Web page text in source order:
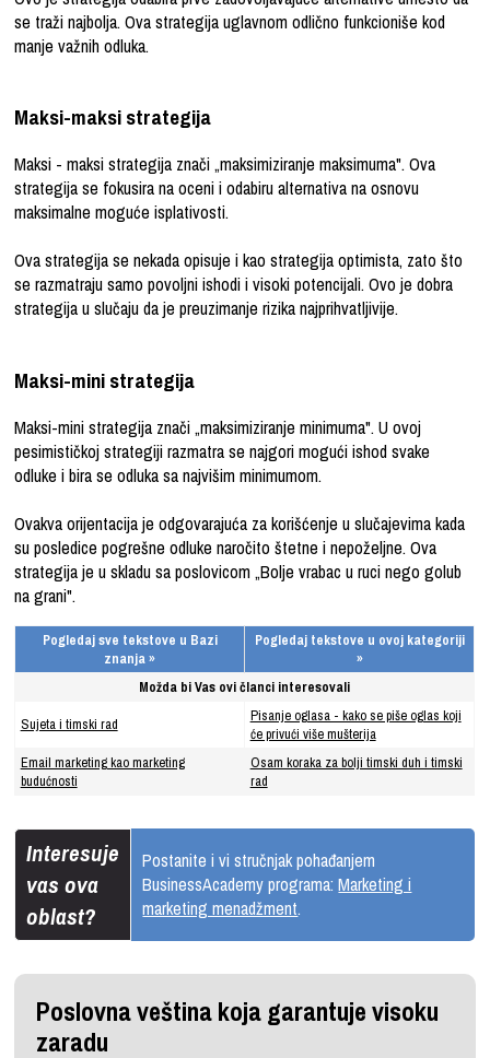
se traži najbolja. Ova strategija uglavnom odlično funkcioniše kod
manje važnih odluka.
Maksi-maksi strategija
Maksi - maksi strategija znači „maksimiziranje maksimuma". Ova
strategija se fokusira na oceni i odabiru alternativa na osnovu
maksimalne moguće isplativosti.
Ova strategija se nekada opisuje i kao strategija optimista, zato što
se razmatraju samo povoljni ishodi i visoki potencijali. Ovo je dobra
strategija u slučaju da je preuzimanje rizika najprihvatljivije.
Maksi-mini strategija
Maksi-mini strategija znači „maksimiziranje minimuma". U ovoj
pesimističkoj strategiji razmatra se najgori mogući ishod svake
odluke i bira se odluka sa najvišim minimumom.
Ovakva orijentacija je odgovarajuća za korišćenje u slučajevima kada
su posledice pogrešne odluke naročito štetne i nepoželjne. Ova
strategija je u skladu sa poslovicom „Bolje vrabac u ruci nego golub
na grani".
Pogledaj sve tekstove u Bazi
znanja »
Pogledaj tekstove u ovoj kategoriji
»
Možda bi Vas ovi članci interesovali
Sujeta i timski rad
Pisanje oglasa - kako se piše oglas koji
će privući više mušterija
Email marketing kao marketing
budućnosti
Osam koraka za bolji timski duh i timski
rad
Interesuje
vas ova
oblast?
Postanite i vi stručnjak pohađanjem
BusinessAcademy programa:Marketing i
marketing menadžment.
Poslovna veština koja garantuje visoku
zaradu